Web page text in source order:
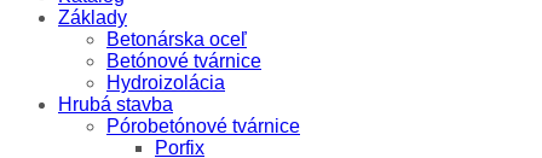
Základy
Betonárska oceľ
Betónové tvárnice
Hydroizolácia
Hrubá stavba
Pórobetónové tvárnice
Porfix